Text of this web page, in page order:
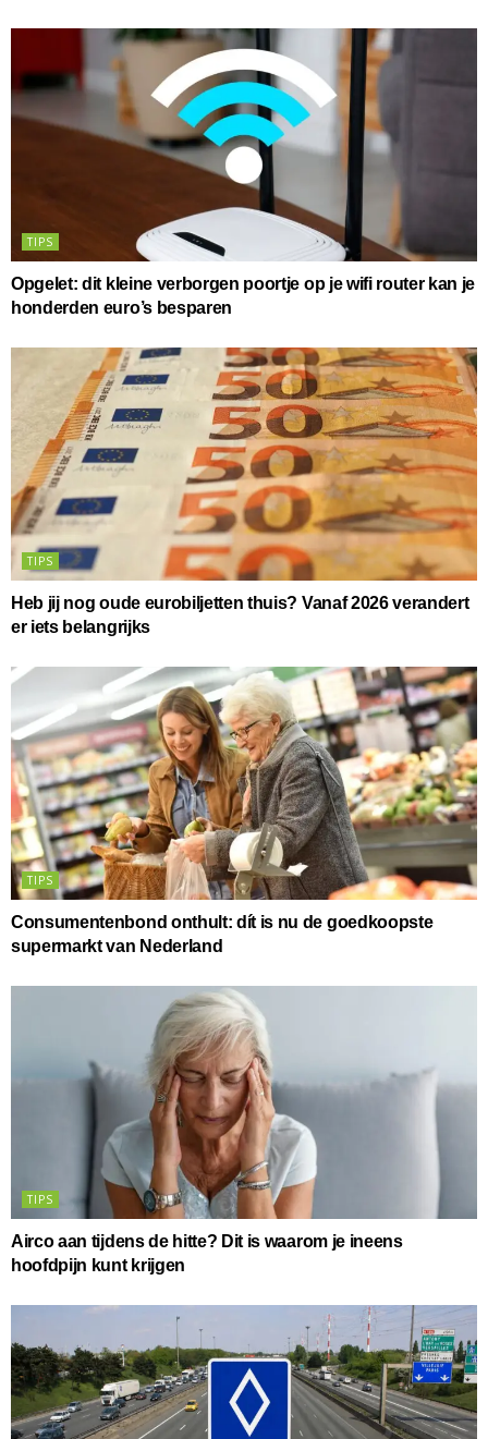
TIPS
Opgelet: dit kleine verborgen poortje op je wifi router kan je
honderden euro’s besparen
TIPS
Heb jij nog oude eurobiljetten thuis? Vanaf 2026 verandert
er iets belangrijks
TIPS
Consumentenbond onthult: dít is nu de goedkoopste
supermarkt van Nederland
TIPS
Airco aan tijdens de hitte? Dit is waarom je ineens
hoofdpijn kunt krijgen